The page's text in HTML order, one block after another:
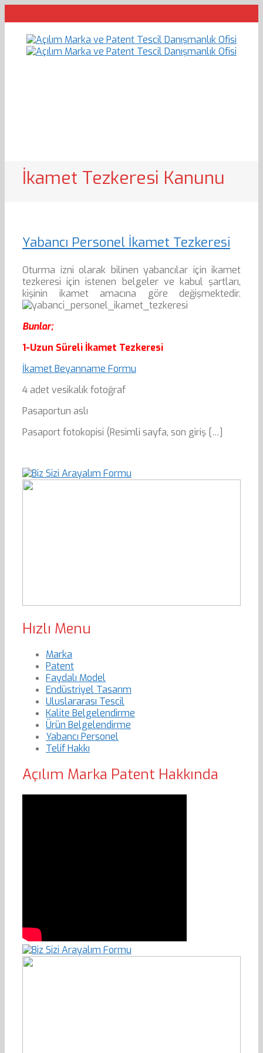
İkamet Tezkeresi Kanunu
Yabancı Personel İkamet Tezkeresi
Oturma izni olarak bilinen yabancılar için ikamet
tezkeresi için istenen belgeler ve kabul şartları,
kişinin ikamet amacına göre değişmektedir.
Bunlar;
1-Uzun Süreli İkamet Tezkeresi
İkamet Beyanname Formu
4 adet vesikalık fotoğraf
Pasaportun aslı
Pasaport fotokopisi (Resimli sayfa, son giriş […]
Hızlı Menu
Marka
Patent
Faydalı Model
Endüstriyel Tasarım
Uluslararası Tescil
Kalite Belgelendirme
Ürün Belgelendirme
Yabancı Personel
Telif Hakkı
Açılım Marka Patent Hakkında